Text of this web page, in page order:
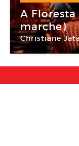
04 Oct -
A
marche)
Christiane
Centquatre-